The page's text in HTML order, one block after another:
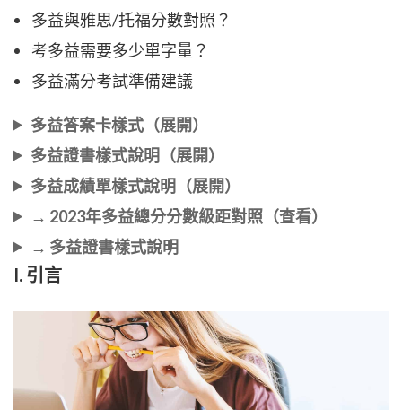
多益與雅思/托福分數對照？
考多益需要多少單字量？
多益滿分考試準備建議
多益答案卡樣式（展開）
多益證書樣式說明（展開）
多益成績單樣式說明（展開）
→ 2023年多益總分分數級距對照（查看）
→ 多益證書樣式說明
I. 引言